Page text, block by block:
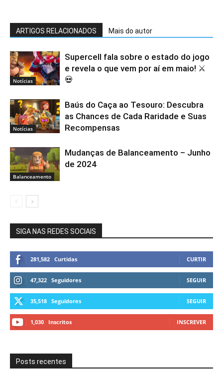
ARTIGOS RELACIONADOS Mais do autor
Notícias
Supercell fala sobre o estado do jogo
e revela o que vem por aí em maio! ⚔️
💀
Notícias
Baús do Caça ao Tesouro: Descubra
as Chances de Cada Raridade e Suas
Recompensas
Balanceamento
Mudanças de Balanceamento – Junho
de 2024
SIGA NAS REDES SOCIAIS
281,582 Curtidas CURTIR
47,322 Seguidores SEGUIR
35,518 Seguidores SEGUIR
1,030 Inscritos INSCREVER
Posts recentes